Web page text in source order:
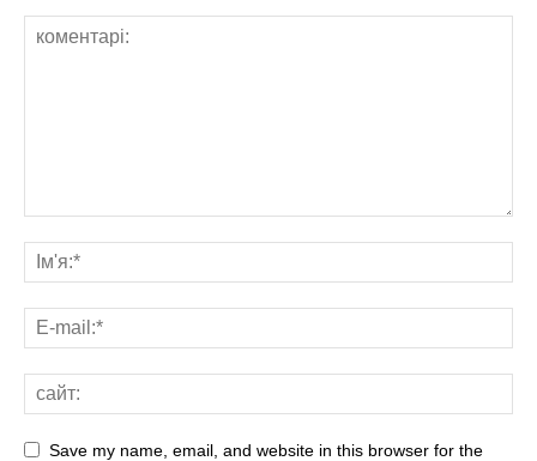
Save my name, email, and website in this browser for the